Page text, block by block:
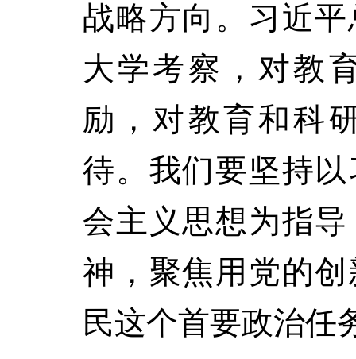
战略方向。习近
大学考察，对教
励，对教育和科
待。我们要坚持
会主义思想为指
神，聚焦用党的
民这个首要政治任